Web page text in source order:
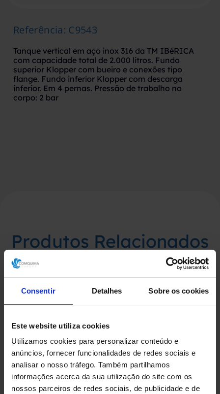
Consentir Detalhes Sobre os cookies
Este website utiliza cookies
Utilizamos cookies para personalizar conteúdo e
anúncios, fornecer funcionalidades de redes sociais e
analisar o nosso tráfego. Também partilhamos
informações acerca da sua utilização do site com os
nossos parceiros de redes sociais, de publicidade e de
Referência: C9543
Tanque vertical em aço inox 316 da TM IBéRICA
com capacidade total de 2.000 litros. Fundo
superior Klopper com bueiro e conexões tipo
flange. Fundo inferior Klopper com descarga
inferior. Em 4 pernas. Pressão de trabalho no
corpo: 2 bar
Produtos Relacionados